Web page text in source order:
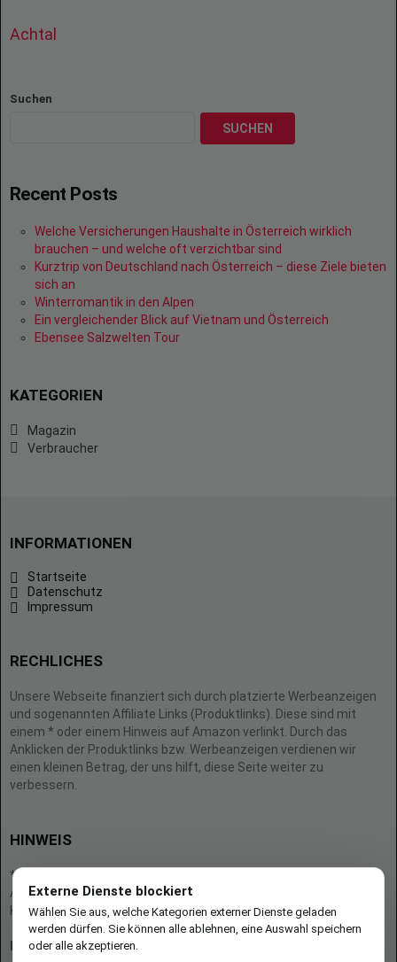
Achtal
Suchen
SUCHEN
Recent Posts
Welche Versicherungen Haushalte in Österreich wirklich
brauchen – und welche oft verzichtbar sind
Kurztrip von Deutschland nach Österreich – diese Ziele bieten
sich an
Winterromantik in den Alpen
Ein vergleichender Blick auf Vietnam und Österreich
Ebensee Salzwelten Tour
KATEGORIEN
Magazin
Verbraucher
INFORMATIONEN
Startseite
Datenschutz
Impressum
RECHLICHES
Unsere Webseite finanziert sich durch platzierte Werbeanzeigen
und sogenannten Affiliate Links (Produktlinks). Diese sind mit
einem * oder einem Hinweis auf Amazon verlinkt. Durch das
Anklicken der Produktlinks bzw. Werbeanzeigen verdienen wir
einen kleinen Betrag, der uns hilft, diese Seite weiter zu
verbessern.
HINWEIS
* = Afilliate-Link (=Werbung)
Als Amazon-Partner verdient der Seitenbetreiber an qualifizierten
Käufen.
Hinweis zu Preisen und Verfügbarkeiten
Externe Dienste blockiert
Wählen Sie aus, welche Kategorien externer Dienste geladen
werden dürfen. Sie können alle ablehnen, eine Auswahl speichern
oder alle akzeptieren.